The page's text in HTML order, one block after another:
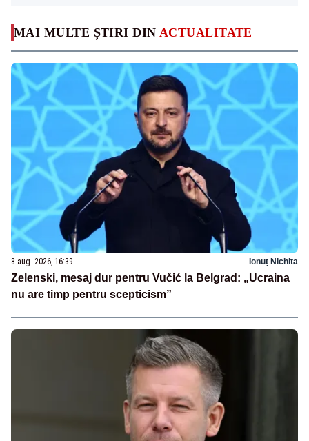
MAI MULTE ȘTIRI DIN ACTUALITATE
8 aug. 2026, 16:39 Ionuț Nichita
Zelenski, mesaj dur pentru Vučić la Belgrad: „Ucraina
nu are timp pentru scepticism”